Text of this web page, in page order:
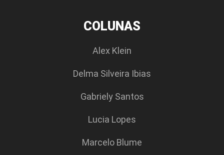
COLUNAS
Alex Klein
Delma Silveira Ibias
Gabriely Santos
Lucia Lopes
Marcelo Blume